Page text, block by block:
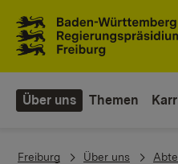
Über uns Themen
You are here:
Freiburg Über uns